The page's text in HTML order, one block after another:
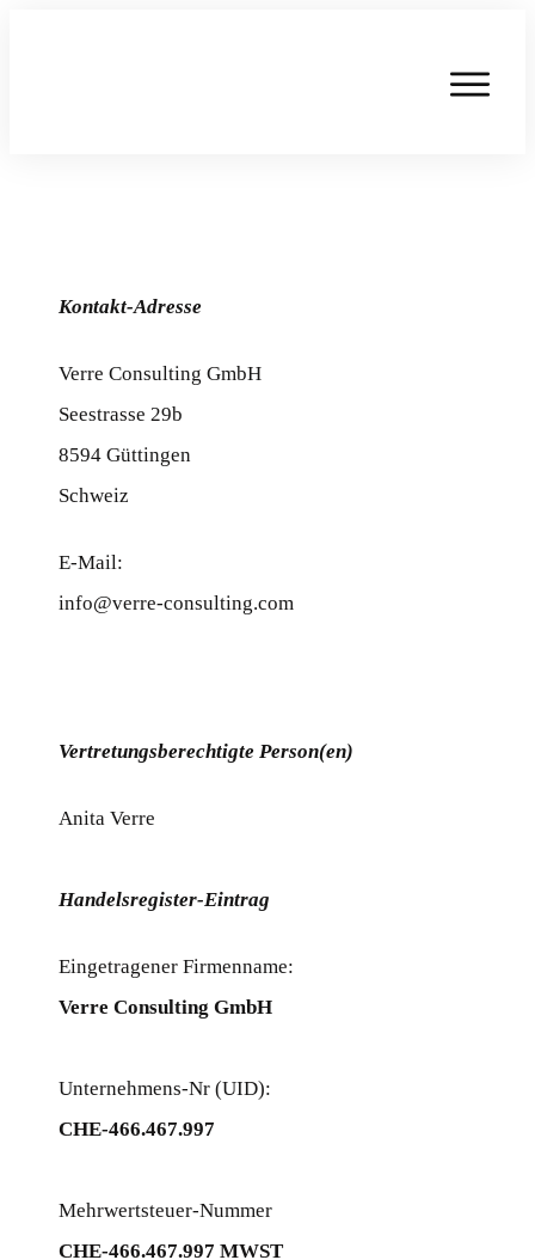
Kontakt-Adresse
Verre Consulting GmbH
Seestrasse 29b
8594 Güttingen
Schweiz
E-Mail:
info@verre-consulting.com
Vertretungsberechtigte Person(en)
Anita Verre
Handelsregister-Eintrag
Eingetragener Firmenname:
Verre Consulting GmbH
Unternehmens-Nr (UID):
CHE-466.467.997
Mehrwertsteuer-Nummer
CHE-466.467.997 MWST